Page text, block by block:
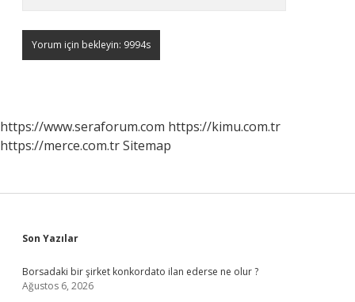
https://www.seraforum.com https://kimu.com.tr
https://merce.com.trSitemap
Sidebar
Son Yazılar
Borsadaki bir şirket konkordato ilan ederse ne olur ?
Ağustos 6, 2026